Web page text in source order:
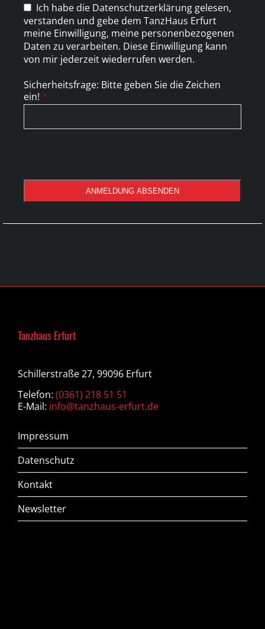
Ich habe die Datenschutzerklärung gelesen,
verstanden und gebe dem TanzHaus Erfurt
meine Einwilligung, meine personenbezogenen
Daten zu verarbeiten. Diese Einwilligung kann
von mir jederzeit wiederrufen werden.
Sicherheitsfrage: Bitte geben Sie die Zeichen
ein! *
ANMELDUNG ABSENDEN
Tanzhaus Erfurt
Schillerstraße 27, 99096 Erfurt
Telefon: (0361) 218 51 51
E-Mail: info@tanzhaus-erfurt.de
Impressum
Datenschutz
Kontakt
Newsletter